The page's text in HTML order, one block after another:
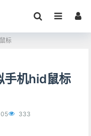
标
机hid鼠标
333